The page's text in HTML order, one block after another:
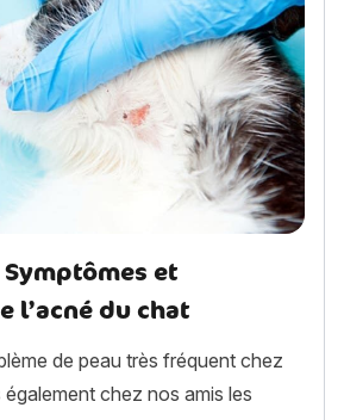
et
l’acné du chat
de peau très fréquent chez
également chez nos amis les